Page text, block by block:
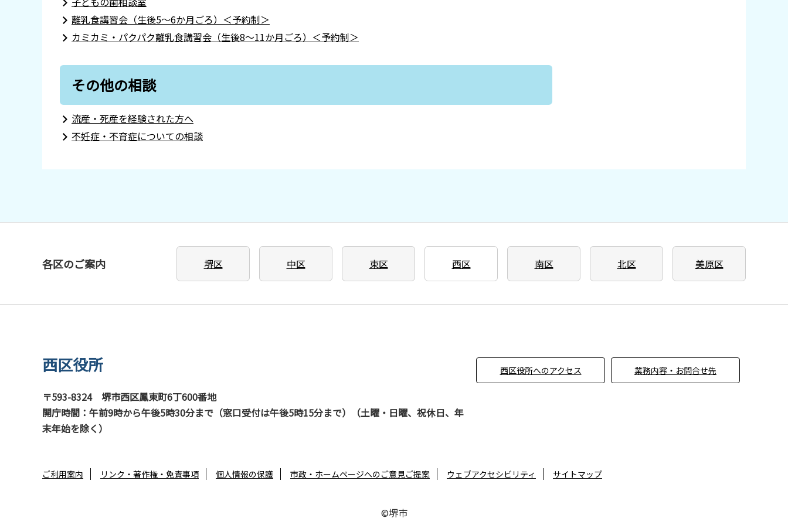
離乳食講習会（生後5～6か月ごろ）＜予約制＞
カミカミ・パクパク離乳食講習会（生後8～11か月ごろ）＜予約制＞
その他の相談
流産・死産を経験された方へ
不妊症・不育症についての相談
各区のご案内 堺区 中区 東区 西区 南区 北区 美原区
西区役所
〒593-8324
堺市西区鳳東町6丁600番地
開庁時間：午前9時から午後5時30分まで（窓口受付は午後5時15分まで）（土曜・日曜、祝休日、年
末年始を除く）
西区役所へのアクセス 業務内容・お問合せ先
ご利用案内 リンク・著作権・免責事項 個人情報の保護 市政・ホームページへのご意見ご提案 ウェブアクセシビリティ サイトマップ
©堺市